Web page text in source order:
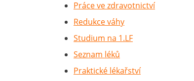
Práce ve zdravotnictví
Redukce váhy
Studium na 1.LF
Seznam léků
Praktické lékařství